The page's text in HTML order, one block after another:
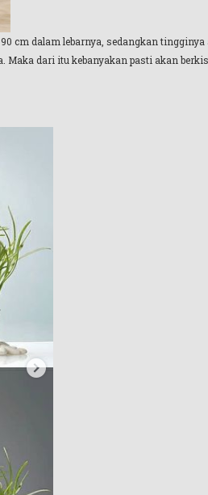
cm dalam lebarnya, sedangkan tingginya
Maka dari itu kebanyakan pasti akan